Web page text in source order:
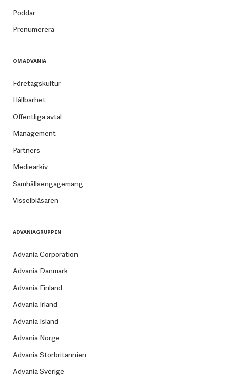
Poddar
Prenumerera
OM ADVANIA
Företagskultur
Hållbarhet
Offentliga avtal
Management
Partners
Mediearkiv
Samhällsengagemang
Visselblåsaren
ADVANIAGRUPPEN
Advania Corporation
Advania Danmark
Advania Finland
Advania Irland
Advania Island
Advania Norge
Advania Storbritannien
Advania Sverige